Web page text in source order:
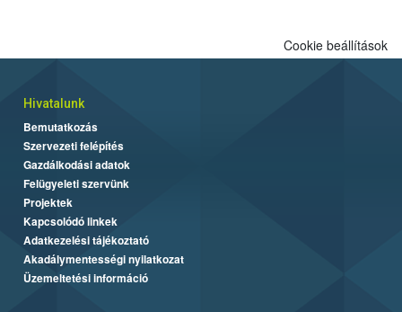
Cookie beállítások
Hivatalunk
Bemutatkozás
Szervezeti felépítés
Gazdálkodási adatok
Felügyeleti szervünk
Projektek
Kapcsolódó linkek
Adatkezelési tájékoztató
Akadálymentességi nyilatkozat
Üzemeltetési információ